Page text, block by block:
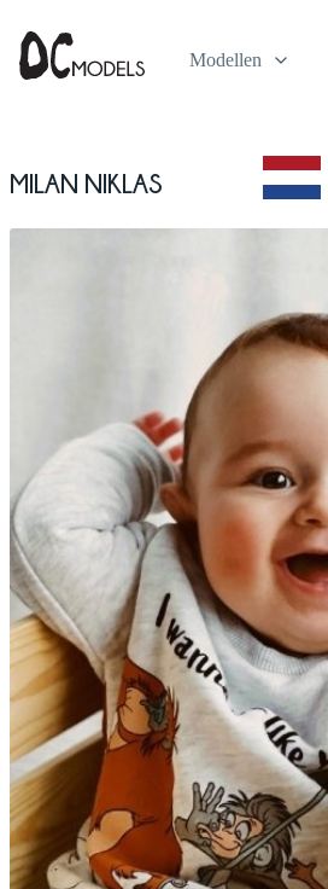
Modellen
Milan Niklas